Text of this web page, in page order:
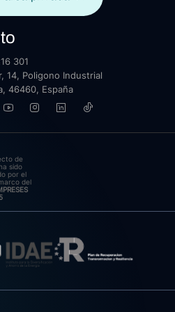
301
14, Poligono Industrial
46460, España
de
sido
por el
del